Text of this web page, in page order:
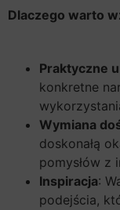
Dlaczego warto
Praktyczne
konkretne
Wymiana
doskonałą
pomysłów z
Inspiracja:
podejścia,